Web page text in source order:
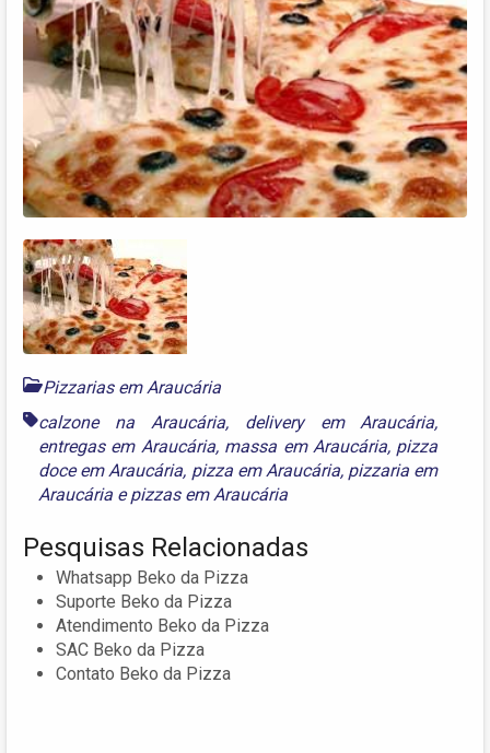
Pizzarias em Araucária
calzone na Araucária, delivery em Araucária,
entregas em Araucária, massa em Araucária, pizza
doce em Araucária, pizza em Araucária, pizzaria em
Araucária epizzas em Araucária
Pesquisas Relacionadas
Whatsapp Beko da Pizza
Suporte Beko da Pizza
Atendimento Beko da Pizza
SAC Beko da Pizza
Contato Beko da Pizza